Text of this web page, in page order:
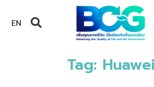
EN
Tag: Huawei